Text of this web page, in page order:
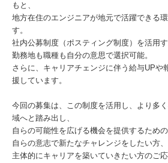
もと、
地方在住のエンジニアが地元で活躍できる
す。
社内公募制度（ポスティング制度）を活用す
勤務地も職種も自分の意思で選択可能。
さらに、キャリアチェンジに伴う給与UPや
援しています。
今回の募集は、この制度を活用し、より多
域へと踏み出し、
自らの可能性を広げる機会を提供するための
自らの意志で新たなチャレンジをしたい方、
主体的にキャリアを築いていきたい方のご